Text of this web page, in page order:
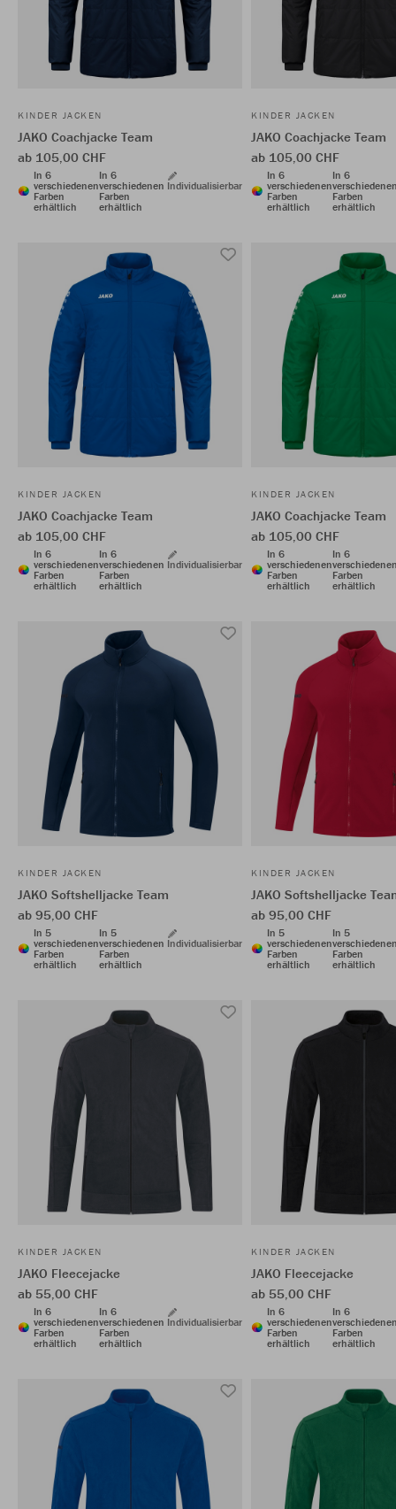
KINDER JACKEN
JAKO Coachjacke Team
ab 105,00 CHF
In 6
verschiedenen
Farben
erhältlich
In 6
verschiedenen
Farben
erhältlich
Individualisierbar
KINDER JACKEN
JAKO Coachjacke Team
ab 105,00 CHF
In 6
verschiedenen
Farben
erhältlich
In 6
Farben
erhältlich
KINDER JACKEN
JAKO Coachjacke Team
ab 105,00 CHF
In 6
verschiedenen
Farben
erhältlich
In 6
verschiedenen
Farben
erhältlich
Individualisierbar
KINDER JACKEN
JAKO Coachjacke Team
ab 105,00 CHF
In 6
verschiedenen
Farben
erhältlich
In 6
Farben
erhältlich
KINDER JACKEN
JAKO Softshelljacke Team
ab 95,00 CHF
In 5
verschiedenen
Farben
erhältlich
In 5
verschiedenen
Farben
erhältlich
Individualisierbar
KINDER JACKEN
JAKO Softshelljacke
ab 95,00 CHF
In 5
verschiedenen
Farben
erhältlich
In 5
Farben
erhältlich
KINDER JACKEN
JAKO Fleecejacke
ab 55,00 CHF
In 6
verschiedenen
Farben
erhältlich
In 6
verschiedenen
Farben
erhältlich
Individualisierbar
KINDER JACKEN
JAKO Fleecejacke
ab 55,00 CHF
In 6
verschiedenen
Farben
erhältlich
In 6
Farben
erhältlich